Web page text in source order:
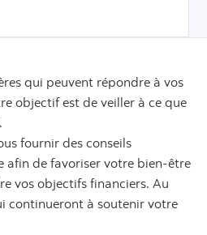
qui peuvent répondre à vos
objectif est de veiller à ce que
fournir des conseils
afin de favoriser votre bien-être
vos objectifs financiers. Au
continueront à soutenir votre